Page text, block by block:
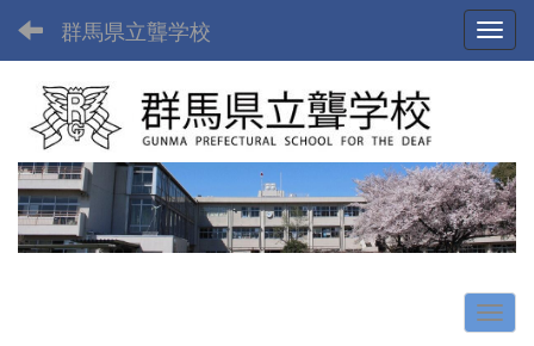
群馬県立聾学校